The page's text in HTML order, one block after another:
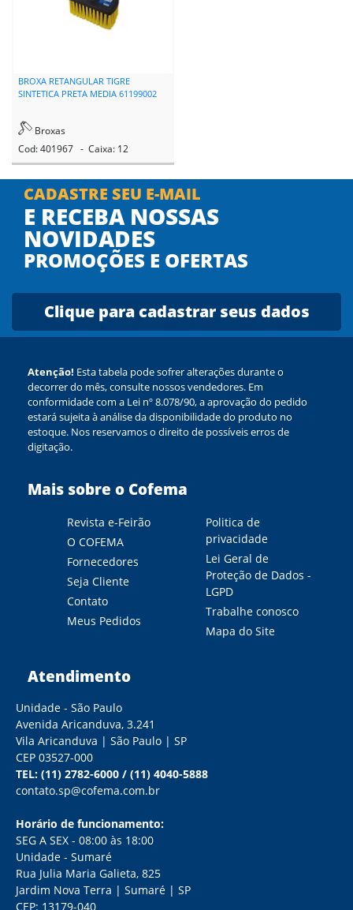
BROXA RETANGULAR TIGRE
SINTETICA PRETA MEDIA 61199002
Broxas
Cod: 401967 - Caixa: 12
CADASTRE SEU E-MAIL
E RECEBA NOSSAS
NOVIDADES
PROMOÇÕES E OFERTAS
Clique para cadastrar seus dados
Atenção! Esta tabela pode sofrer alterações durante o
decorrer do mês, consulte nossos vendedores. Em
conformidade com a Lei nº 8.078/90, a aprovação do pedido
estará sujeita à análise da disponibilidade do produto no
estoque. Nos reservamos o direito de possíveis erros de
digitação.
Mais sobre o Cofema
Revista e-Feirão
O COFEMA
Fornecedores
Seja Cliente
Contato
Meus Pedidos
Politica de
privacidade
Lei Geral de
Proteção de Dados -
LGPD
Trabalhe conosco
Mapa do Site
Atendimento
Unidade - São Paulo
Avenida Aricanduva, 3.241
Vila Aricanduva | São Paulo | SP
CEP 03527-000
TEL: (11) 2782-6000 / (11) 4040-5888
contato.sp@cofema.com.br
Horário de funcionamento:
SEG A SEX - 08:00 às 18:00
Unidade - Sumaré
Rua Julia Maria Galieta, 825
Jardim Nova Terra | Sumaré | SP
CEP: 13179-040